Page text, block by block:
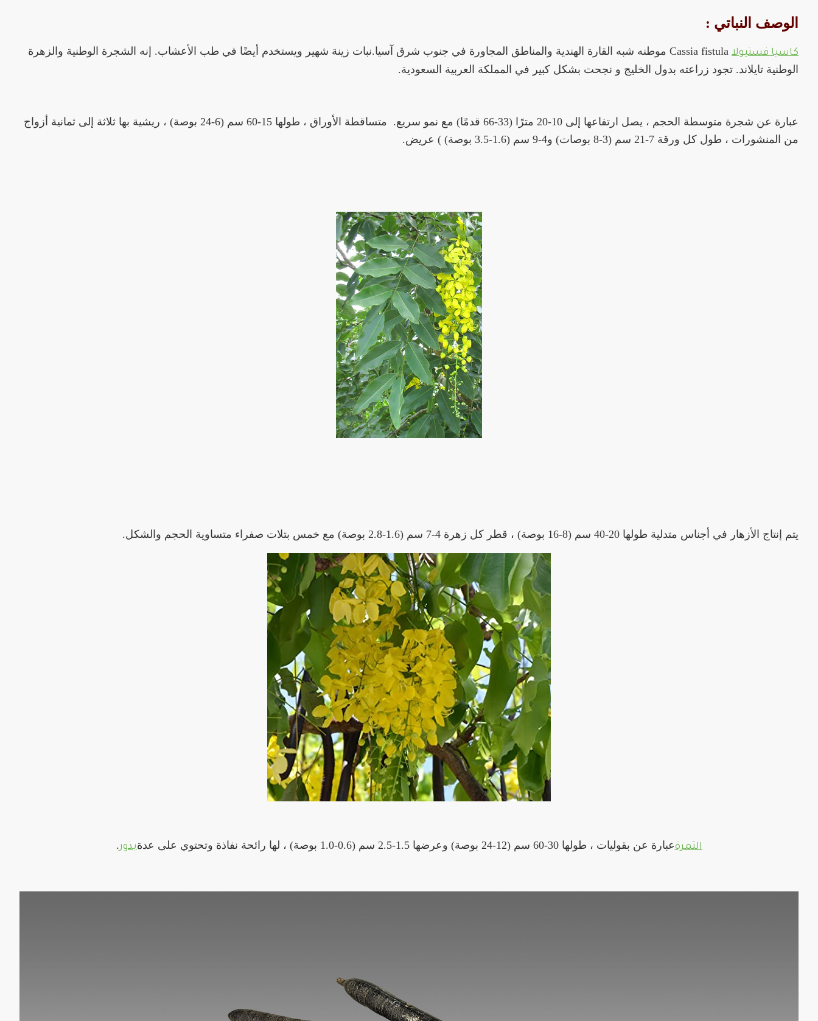
الوصف النباتي :
كاسيا فستيولا
Cassia fistula موطنه شبه القارة الهندية والمناطق المجاورة في جنوب شرق آسيا.نبات زينة شهير ويستخدم أيضًا في طب الأعشاب. إنه الشجرة الوطنية والزهرة
الوطنية تايلاند. تجود زراعته بدول الخليج و نجحت بشكل كبير في المملكة العربية السعودية.
عبارة عن شجرة متوسطة الحجم ، يصل ارتفاعها إلى 10-20 مترًا (33-66 قدمًا) مع نمو سريع. متساقطة الأوراق ، طولها 15-60 سم (6-24 بوصة) ، ريشية بها ثلاثة إلى ثمانية أزواج
من المنشورات ، طول كل ورقة 7-21 سم (3-8 بوصات) و4-9 سم (1.6-3.5 بوصة) ) عريض.
يتم إنتاج الأزهار في أجناس متدلية طولها 20-40 سم (8-16 بوصة) ، قطر كل زهرة 4-7 سم (1.6-2.8 بوصة) مع خمس بتلات صفراء متساوية الحجم والشكل.
الثمرةعبارة عن بقوليات ، طولها 30-60 سم (12-24 بوصة) وعرضها 1.5-2.5 سم (0.6-1.0 بوصة) ، لها رائحة نفاذة وتحتوي على عدة بذور.